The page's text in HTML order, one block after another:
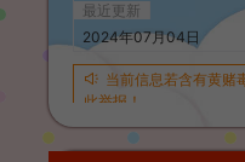
最近更新
2024年07月04日
当前信息若含有黄赌
此举报！